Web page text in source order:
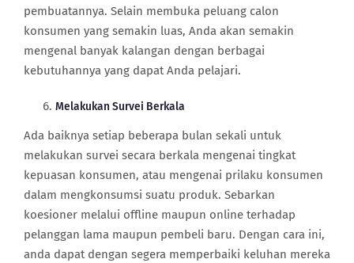
pembuatannya. Selain membuka peluang calon
konsumen yang semakin luas, Anda akan semakin
mengenal banyak kalangan dengan berbagai
kebutuhannya yang dapat Anda pelajari.
Melakukan Survei Berkala
Ada baiknya setiap beberapa bulan sekali untuk
melakukan survei secara berkala mengenai tingkat
kepuasan konsumen, atau mengenai prilaku konsumen
dalam mengkonsumsi suatu produk. Sebarkan
koesioner melalui offline maupun online terhadap
pelanggan lama maupun pembeli baru. Dengan cara ini,
anda dapat dengan segera memperbaiki keluhan mereka